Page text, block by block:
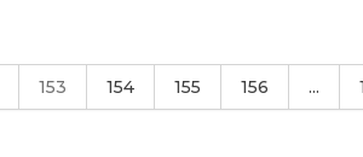
153 154 155 156 ...